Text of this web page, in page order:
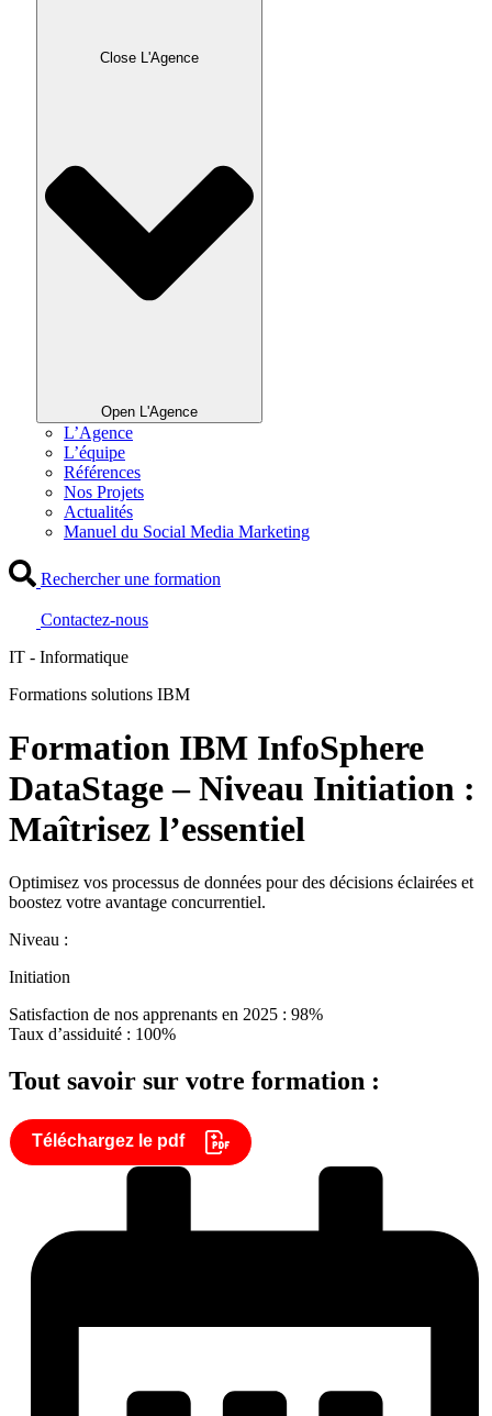
Close L'Agence
Open L'Agence
L’Agence
L’équipe
Références
Nos Projets
Actualités
Manuel du Social Media Marketing
Rechercher une formation
Contactez-nous
IT - Informatique
Formations solutions IBM
Formation IBM InfoSphere
DataStage – Niveau Initiation :
Maîtrisez l’essentiel
Optimisez vos processus de données pour des décisions éclairées et
boostez votre avantage concurrentiel.
Niveau :
Initiation
Satisfaction de nos apprenants en 2025 : 98%
Taux d’assiduité : 100%
Tout savoir sur votre formation :
Téléchargez le pdf